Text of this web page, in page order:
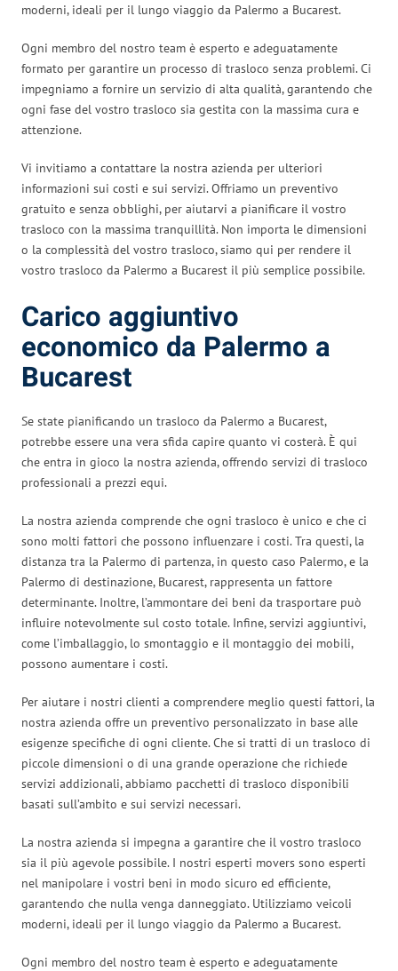
moderni, ideali per il lungo viaggio da Palermo a Bucarest.
Ogni membro del nostro team è esperto e adeguatamente
formato per garantire un processo di trasloco senza problemi. Ci
impegniamo a fornire un servizio di alta qualità, garantendo che
ogni fase del vostro trasloco sia gestita con la massima cura e
attenzione.
Vi invitiamo a contattare la nostra azienda per ulteriori
informazioni sui costi e sui servizi. Offriamo un preventivo
gratuito e senza obblighi, per aiutarvi a pianificare il vostro
trasloco con la massima tranquillità. Non importa le dimensioni
o la complessità del vostro trasloco, siamo qui per rendere il
vostro trasloco da Palermo a Bucarest il più semplice possibile.
Carico aggiuntivo
economico da Palermo a
Bucarest
Se state pianificando un trasloco da Palermo a Bucarest,
potrebbe essere una vera sfida capire quanto vi costerà. È qui
che entra in gioco la nostra azienda, offrendo servizi di trasloco
professionali a prezzi equi.
La nostra azienda comprende che ogni trasloco è unico e che ci
sono molti fattori che possono influenzare i costi. Tra questi, la
distanza tra la Palermo di partenza, in questo caso Palermo, e la
Palermo di destinazione, Bucarest, rappresenta un fattore
determinante. Inoltre, l’ammontare dei beni da trasportare può
influire notevolmente sul costo totale. Infine, servizi aggiuntivi,
come l’imballaggio, lo smontaggio e il montaggio dei mobili,
possono aumentare i costi.
Per aiutare i nostri clienti a comprendere meglio questi fattori, la
nostra azienda offre un preventivo personalizzato in base alle
esigenze specifiche di ogni cliente. Che si tratti di un trasloco di
piccole dimensioni o di una grande operazione che richiede
servizi addizionali, abbiamo pacchetti di trasloco disponibili
basati sull’ambito e sui servizi necessari.
La nostra azienda si impegna a garantire che il vostro trasloco
sia il più agevole possibile. I nostri esperti movers sono esperti
nel manipolare i vostri beni in modo sicuro ed efficiente,
garantendo che nulla venga danneggiato. Utilizziamo veicoli
moderni, ideali per il lungo viaggio da Palermo a Bucarest.
Ogni membro del nostro team è esperto e adeguatamente